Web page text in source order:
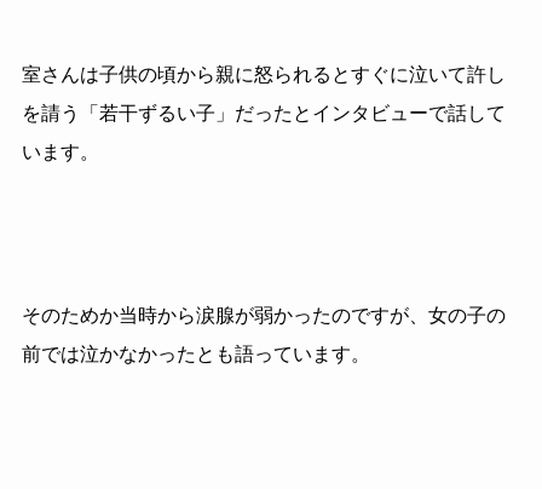
室さんは子供の頃から親に怒られるとすぐに泣いて許し
を請う「若干ずるい子」だったとインタビューで話して
います。
そのためか当時から涙腺が弱かったのですが、女の子の
前では泣かなかったとも語っています。